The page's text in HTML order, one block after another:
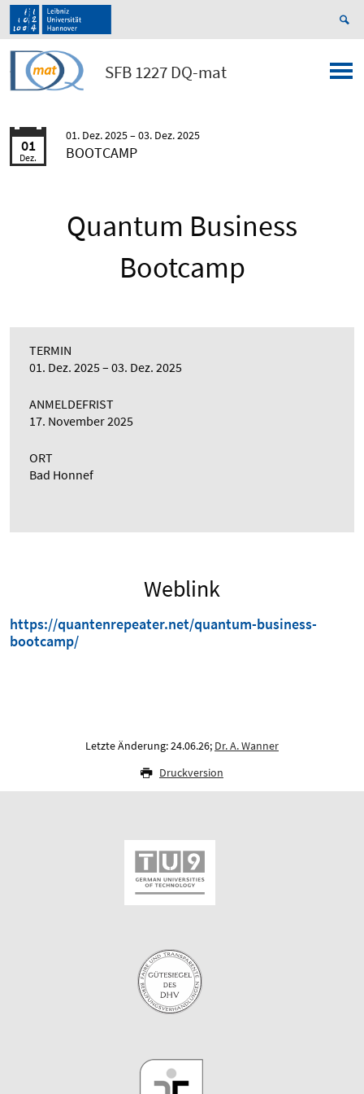
SFB 1227 DQ-mat
01
Dez.
01. Dez. 2025 03. Dez. 2025
BOOTCAMP
Quantum Business
Bootcamp
TERMIN
01. Dez. 2025
03. Dez. 2025
ANMELDEFRIST
17. November 2025
ORT
Bad Honnef
Weblink
https://quantenrepeater.net/quantum-business-
bootcamp/
Letzte Änderung: 24.06.26; Dr. A. Wanner
Druckversion